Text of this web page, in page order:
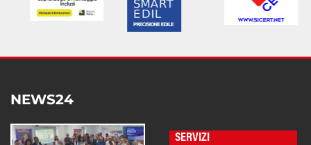
NEWS24
SERVIZI